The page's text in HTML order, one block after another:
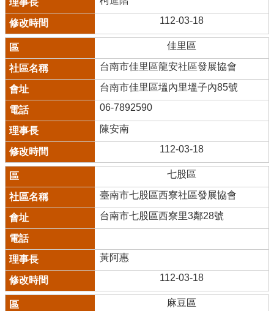
112-03-18
佳里區
台南市佳里區龍安社區發展協會
台南市佳里區塭內里塭子內85號
06-7892590
陳安南
112-03-18
七股區
臺南市七股區西寮社區發展協會
台南市七股區西寮里3鄰28號
黃阿惠
112-03-18
麻豆區